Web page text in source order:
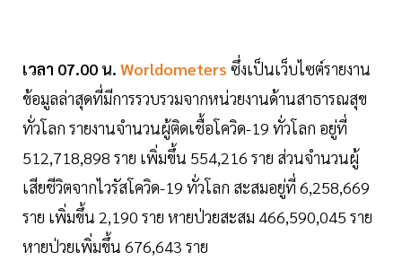
เวลา 07.00 น. Worldometers ซึ่งเป็นเว็บไซต์รายงาน
ข้อมูลล่าสุดที่มีการรวบรวมจากหน่วยงานด้านสาธารณสุข
ทั่วโลก รายงานจำนวนผู้ติดเชื้อโควิด-19 ทั่วโลก อยู่ที่
512,718,898 ราย เพิ่มขึ้น 554,216 ราย ส่วนจำนวนผู้
เสียชีวิตจากไวรัสโควิด-19 ทั่วโลก สะสมอยู่ที่ 6,258,669
ราย เพิ่มขึ้น 2,190 ราย หายป่วยสะสม 466,590,045 ราย
หายป่วยเพิ่มขึ้น 676,643 ราย